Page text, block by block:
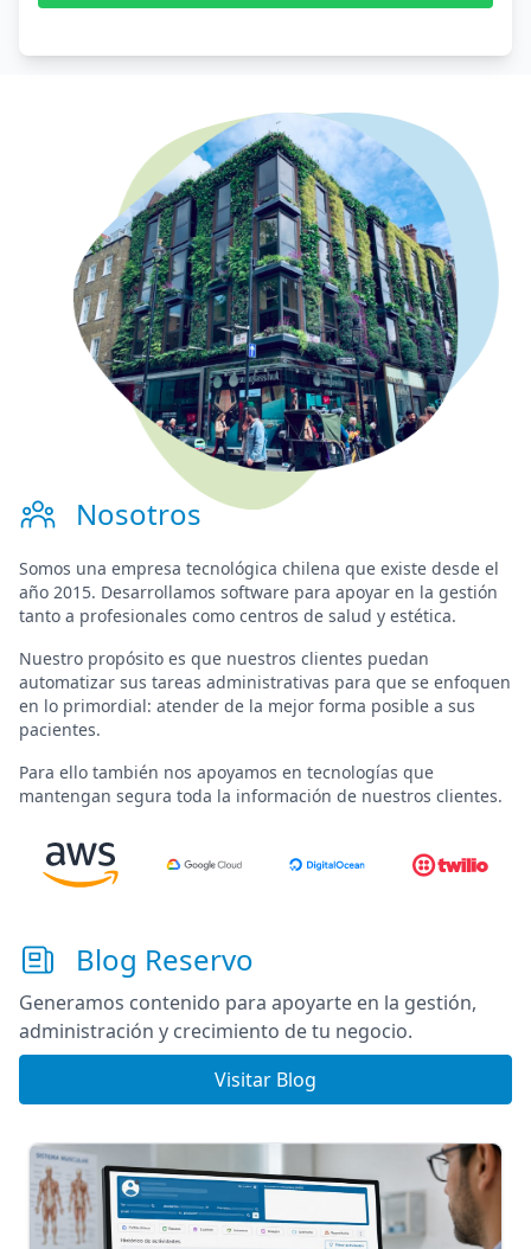
Nosotros
Somos una empresa tecnológica chilena que existe desde el
año 2015. Desarrollamos software para apoyar en la gestión
tanto a profesionales como centros de salud y estética.
Nuestro propósito es que nuestros clientes puedan
automatizar sus tareas administrativas para que se enfoquen
en lo primordial: atender de la mejor forma posible a sus
pacientes.
Para ello también nos apoyamos en tecnologías que
mantengan segura toda la información de nuestros clientes.
Blog Reservo
Generamos contenido para apoyarte en la gestión,
administración y crecimiento de tu negocio.
Visitar Blog